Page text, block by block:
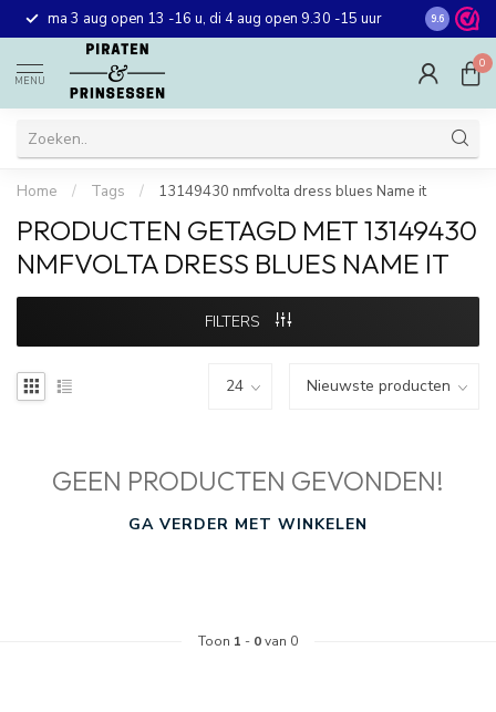
ma 3 aug open 13 -16 u, di 4 aug open 9.30 -15 uur Gratis
winkel in
9.6
MENU
0
Home / Tags / 13149430 nmfvolta dress blues Name it
PRODUCTEN GETAGD MET 13149430
NMFVOLTA DRESS BLUES NAME IT
FILTERS
GEEN PRODUCTEN GEVONDEN!
GA VERDER MET WINKELEN
Toon 1 - 0van 0